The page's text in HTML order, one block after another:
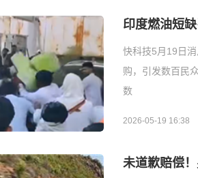
印度燃油短
快科技5月19日
购，引发数百民
数
2026-05-19 16:38
未道歉赔偿